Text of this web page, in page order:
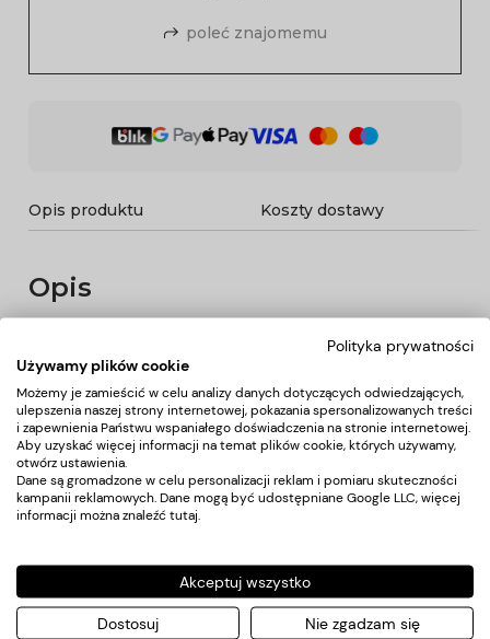
poleć znajomemu
Opis produktu Koszty dostawy
Opis
FOTEL KOSMETYCZNY ELEKTRYCZNY AZZURRO 708B
EXCLUSIVE
się do gabinetów kosmetycznych oraz salonów SPA. Dzięki
niezależnym silnikom umożliwia regulację fotela w 3
płaszczyznach za pomocą pilota i przełaczników
nożnychdając możliwość komfortowego przeprowadzenia
zabiegów na twarz oraz ciało. Używając pilota możemy
korzystać z zaprogramowanych ustawień oraz uruchamiać
funkcję HOT czyli podgrzewanie oraz pompowanie oparcia.
podswietlenie LED podstawy.
SUPER JAKOŚĆ!!! 2 LATA GWARANCJI!!!
Polityka prywatności
Używamy plików cookie
Możemy je zamieścić w celu analizy danych dotyczących odwiedzających,
ulepszenia naszej strony internetowej, pokazania spersonalizowanych treści
i zapewnienia Państwu wspaniałego doświadczenia na stronie internetowej.
Aby uzyskać więcej informacji na temat plików cookie, których używamy,
otwórz ustawienia.
Dane są gromadzone w celu personalizacji reklam i pomiaru skuteczności
kampanii reklamowych. Dane mogą być udostępniane Google LLC, więcej
informacji można znaleźć tutaj.
Akceptuj wszystko
Dostosuj Nie zgadzam się